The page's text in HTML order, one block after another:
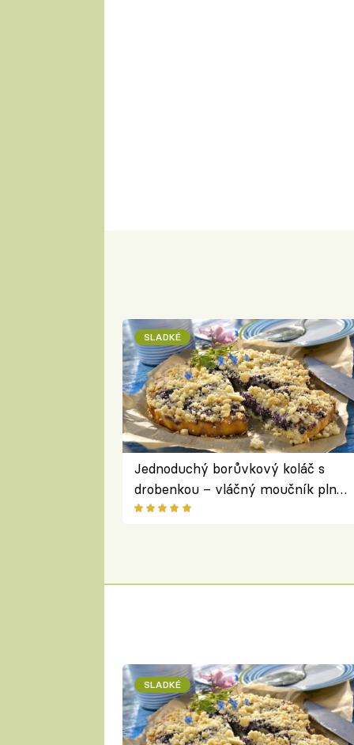
SLADKÉ
Jednoduchý borůvkový koláč s
drobenkou – vláčný moučník plný
ovoce
SLADKÉ